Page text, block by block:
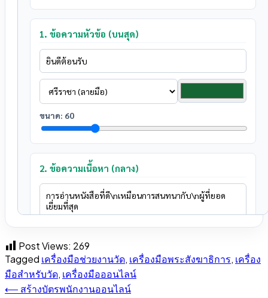
1. ข้อความหัวข้อ (บนสุด)
ขนาด: 60
2. ข้อความเนื้อหา (กลาง)
ขนาด:70
Post Views: 269
Tagged เครื่องมือช่วยงานวัด, เครื่องมือพระสังฆาธิการ, เครื่อง
มือสำหรับวัด, เครื่องมือออนไลน์
แนะแนว
⟵ สร้างบัตรพนักงานออนไลน์